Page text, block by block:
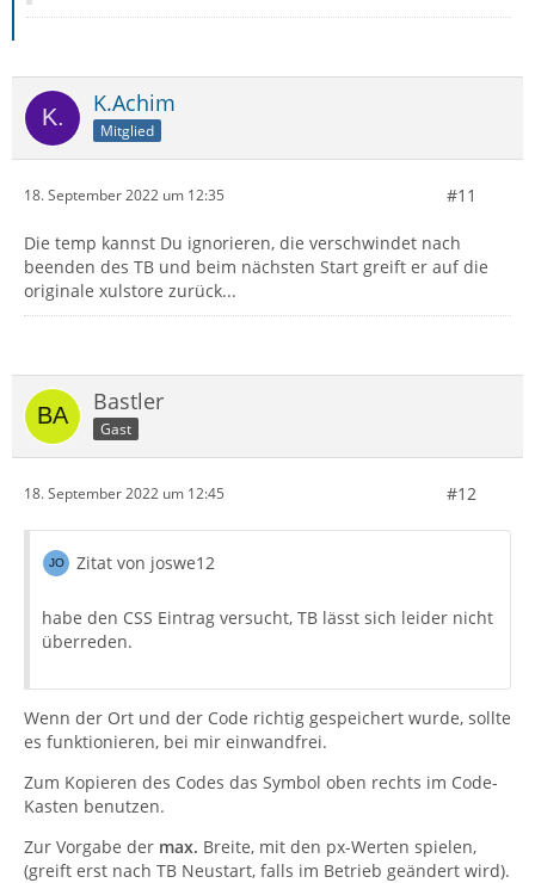
K.Achim
Mitglied
18. September 2022 um 12:35 #11
Die temp kannst Du ignorieren, die verschwindet nach
beenden des TB und beim nächsten Start greift er auf die
originale xulstore zurück...
Bastler
Gast
18. September 2022 um 12:45 #12
Zitat von joswe12
habe den CSS Eintrag versucht, TB lässt sich leider nicht
überreden.
Wenn der Ort und der Code richtig gespeichert wurde, sollte
es funktionieren, bei mir einwandfrei.
Zum Kopieren des Codes das Symbol oben rechts im Code-
Kasten benutzen.
Zur Vorgabe der max. Breite, mit den px-Werten spielen,
(greift erst nach TB Neustart, falls im Betrieb geändert wird).